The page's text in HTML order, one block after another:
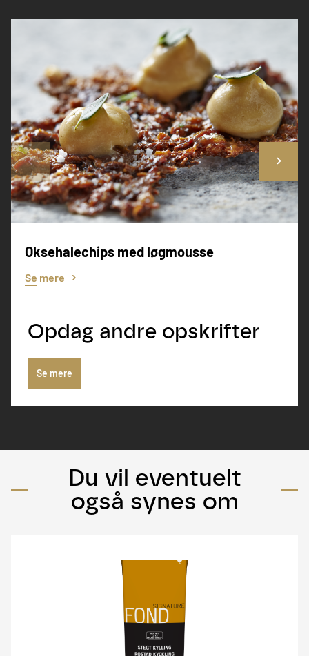
Opdag andre opskrifter
Se mere
Oksehalechips med løgmousse
Se mere
Du vil eventuelt
også synes om